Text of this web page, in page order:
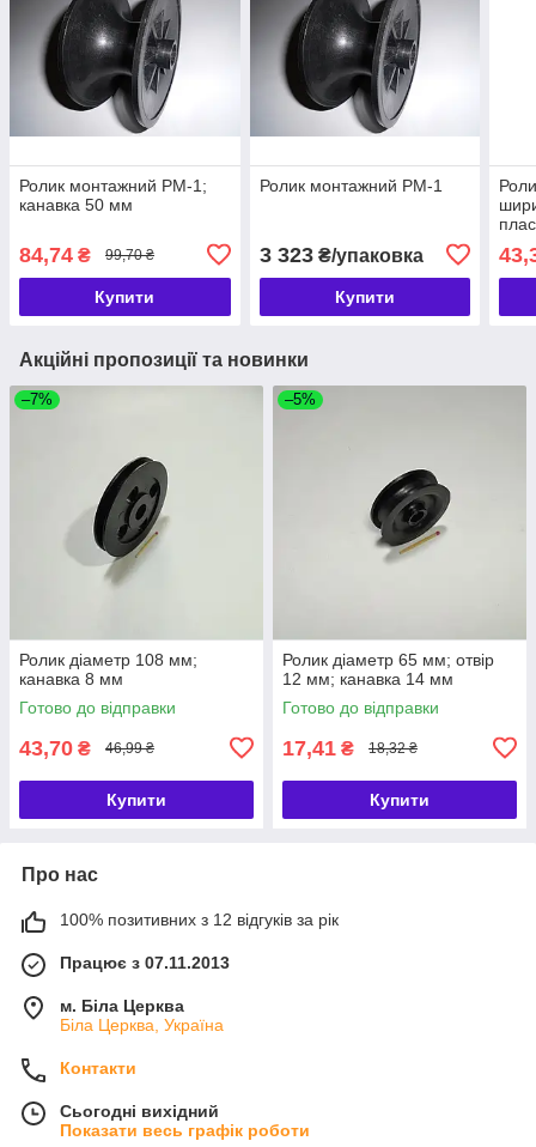
Ролик монтажний РМ-1;
канавка 50 мм
84,74 ₴ 99,70 ₴
Купити
Ролик монтажний РМ-1
3 323₴/упаковка
Купити
Акційні пропозиції та новинки
–7%
Ролик діаметр 108 мм;
канавка 8 мм
Готово до відправки
43,70 ₴ 46,99 ₴
Купити
–5%
Ролик діаметр 65 мм; отвір
12 мм; канавка 14 мм
Готово до відправки
17,41 ₴ 18,32 ₴
Купити
Про нас
100% позитивних з 12 відгуків за рік
Працює з 07.11.2013
м. Біла Церква
Біла Церква, Україна
Контакти
Сьогодні вихідний
Показати весь графік роботи